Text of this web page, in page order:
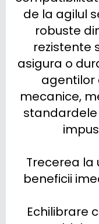
de la agilul
robuste
rezistente
asigura o
agentilor
mecanice,
Trecerea la
beneficii
Echilibrare